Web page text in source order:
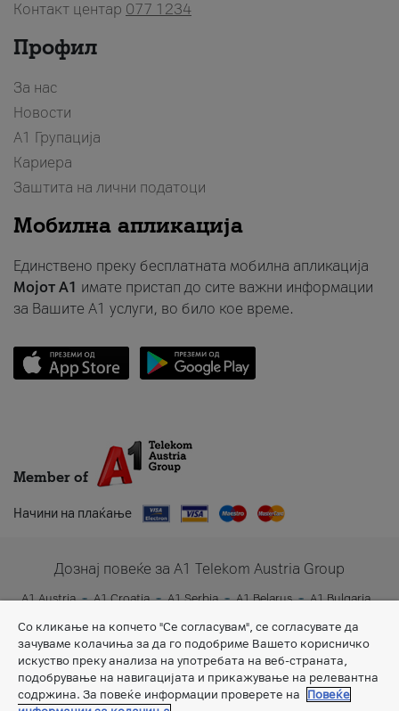
Контакт центар 077 1234
Профил
За нас
Новости
А1 Групација
Кариера
Заштита на лични податоци
Мобилна апликација
Единствено преку бесплатната мобилна апликација
Мојот A1 имате пристап до сите важни информации
за Вашите A1 услуги, во било кое време.
Member of
Начини на плаќање
Дознај повеќе за A1 Telekom Austria Group
A1 Austria A1 Croatia A1 Serbia A1 Belarus
A1 Bulgaria
Со кликање на копчето "Се согласувам", се согласувате да
зачуваме колачиња за да го подобриме Вашето корисничко
искуство преку анализа на употребата на веб-страната,
подобрување на навигацијата и прикажување на релевантна
содржина. За повеќе информации проверете на
Повеќе